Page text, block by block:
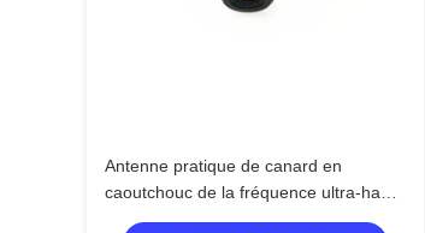
Antenne pratique de canard en
caoutchouc de la fréquence ultra-haute
mini 35mm avec le connecteur